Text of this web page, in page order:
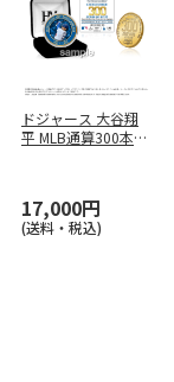
ドジャース 大谷翔
平 MLB通算300本塁
17,000円
(送料・税込)